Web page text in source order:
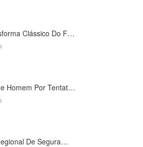
Clássico Do F…
Homem Por Tentat…
De Segura…